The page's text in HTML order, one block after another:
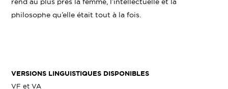
philosophe qu’elle était tout à la fois.
VERSIONS LINGUISTIQUES DISPONIBLES
VF et VA